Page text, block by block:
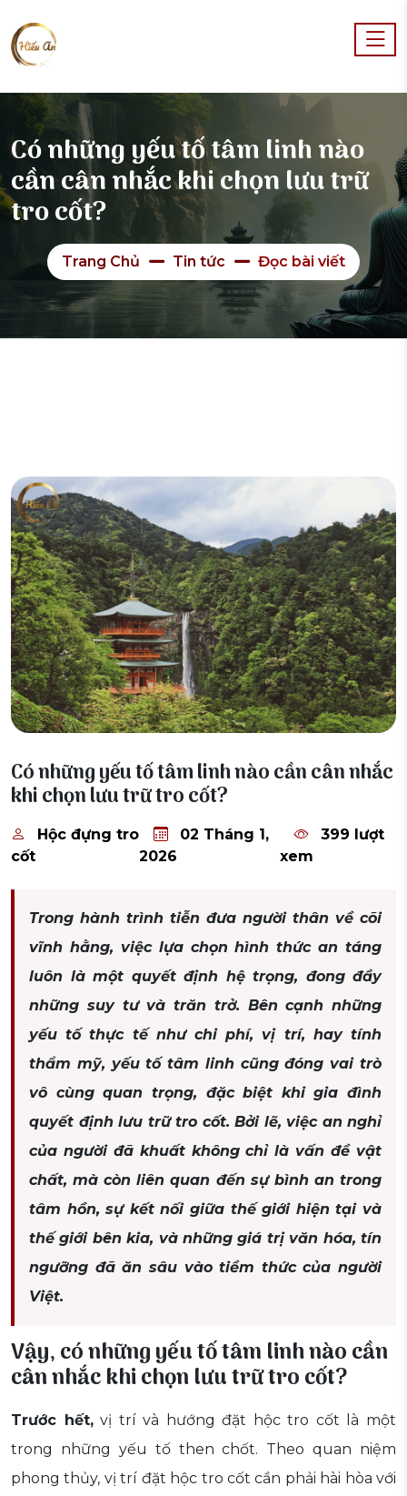
Có những yếu tố tâm linh nào
cần cân nhắc khi chọn lưu trữ
tro cốt?
Trang Chủ Tin tức Đọc bài viết
Có những yếu tố tâm linh nào cần cân nhắc
khi chọn lưu trữ tro cốt?
Hộc đựng tro
cốt
02 Tháng 1,
2026
399 lượt
xem
Trong hành trình tiễn đưa người thân về cõi
vĩnh hằng, việc lựa chọn hình thức an táng
luôn là một quyết định hệ trọng, đong đầy
những suy tư và trăn trở. Bên cạnh những
yếu tố thực tế như chi phí, vị trí, hay tính
thẩm mỹ, yếu tố tâm linh cũng đóng vai trò
vô cùng quan trọng, đặc biệt khi gia đình
quyết định lưu trữ tro cốt. Bởi lẽ, việc an nghỉ
của người đã khuất không chỉ là vấn đề vật
chất, mà còn liên quan đến sự bình an trong
tâm hồn, sự kết nối giữa thế giới hiện tại và
thế giới bên kia, và những giá trị văn hóa, tín
ngưỡng đã ăn sâu vào tiềm thức của người
Việt.
Vậy, có những yếu tố tâm linh nào cần
cân nhắc khi chọn lưu trữ tro cốt?
Trước hết,vị trí và hướng đặt hộc tro cốt là một
trong những yếu tố then chốt. Theo quan niệm
phong thủy, vị trí đặt hộc tro cốt cần phải hài hòa với